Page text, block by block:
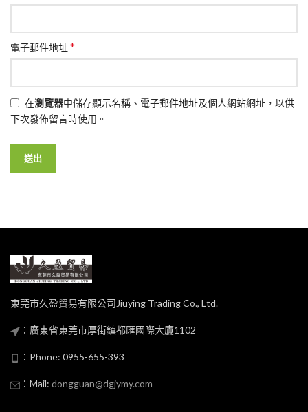
電子郵件地址*
在瀏覽器中儲存顯示名稱、電子郵件地址及個人網站網址，以供
下次發佈留言時使用。
東莞市久盈貿易有限公司Jiuying Trading Co., Ltd.
：廣東省東莞市厚街鎮都匯國際大廈1102
：Phone: 0955-655-393
：Mail: dongguan@dgjymy.com